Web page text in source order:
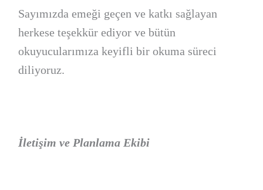
Sayımızda emeği geçen ve katkı sağlayan
herkese teşekkür ediyor ve bütün
okuyucularımıza keyifli bir okuma süreci
diliyoruz.
İletişim ve Planlama Ekibi